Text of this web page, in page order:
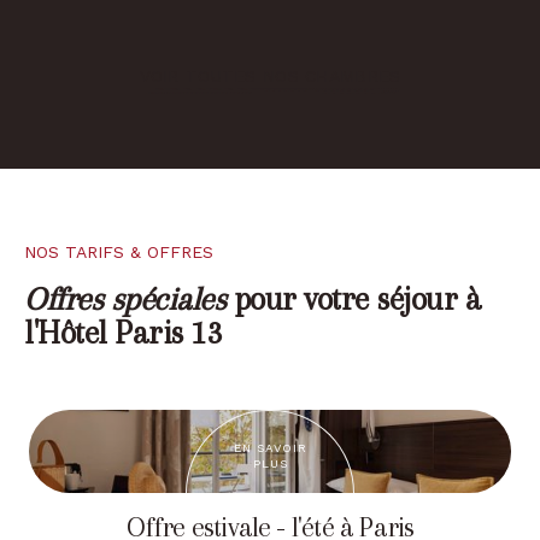
NOS TARIFS & OFFRES
Offres spécialespour votre séjour à
l'Hôtel Paris 13
EN SAVOIR
PLUS
Offre estivale - l'été à Paris